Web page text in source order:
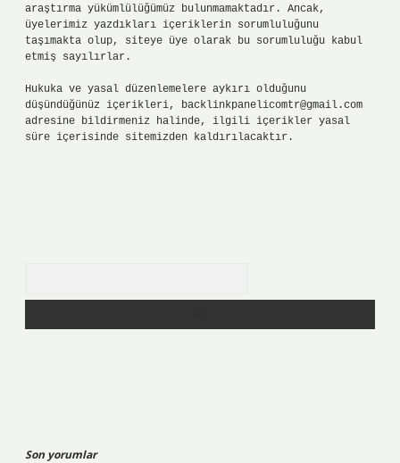
araştırma yükümlülüğümüz bulunmamaktadır. Ancak,
üyelerimiz yazdıkları içeriklerin sorumluluğunu
taşımakta olup, siteye üye olarak bu sorumluluğu kabul
etmiş sayılırlar.
Hukuka ve yasal düzenlemelere aykırı olduğunu
düşündüğünüz içerikleri, backlinkpanelicomtr@gmail.com
adresine bildirmeniz halinde, ilgili içerikler yasal
süre içerisinde sitemizden kaldırılacaktır.
Son yorumlar